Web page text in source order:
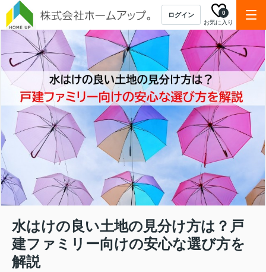
ログイン
お気に入り
0
水はけの良い土地の見分け方は？戸
建ファミリー向けの安心な選び方を
解説